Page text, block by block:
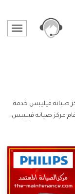
صيانه فيليبس خدمة
مركز صيانه فيليبس.